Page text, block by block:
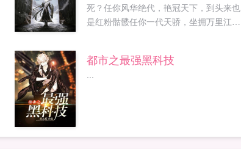
死？任你风华绝代，艳冠天下，到头来也
是红粉骷髅任你一代天骄，坐拥万里江
老相传，超脱于人世间之外，有一个浩大
的长生界长生界简体...
都市之最强黑科技
...